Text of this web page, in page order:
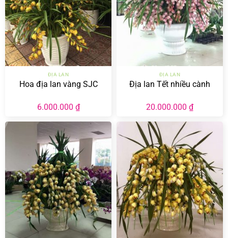
ĐỊA LAN
Hoa địa lan vàng SJC
6.000.000 ₫
ĐỊA LAN
Địa lan Tết nhiều cành
20.000.000 ₫